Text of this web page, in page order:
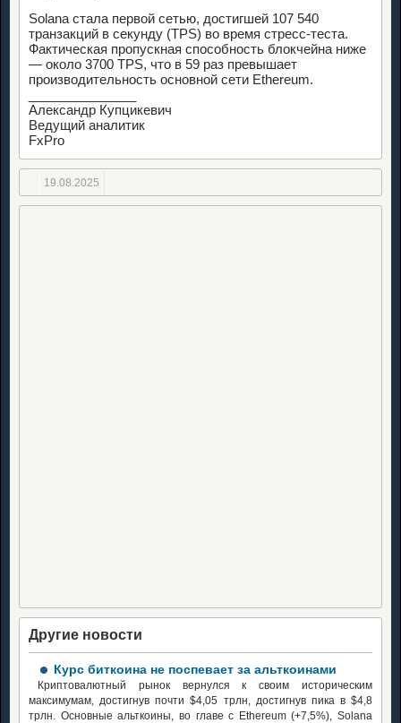
Solana стала первой сетью, достигшей 107 540
транзакций в секунду (TPS) во время стресс-теста.
Фактическая пропускная способность блокчейна ниже
— около 3700 TPS, что в 59 раз превышает
производительность основной сети Ethereum.
Александр Купцикевич
Ведущий аналитик
FxPro
19.08.2025
Другие новости
Курс биткоина не поспевает за альткоинами
Криптовалютный рынок вернулся к своим историческим
максимумам, достигнув почти $4,05 трлн, достигнув пика в $4,8
трлн. Основные альткоины, во главе с Ethereum (+7,5%), Solana